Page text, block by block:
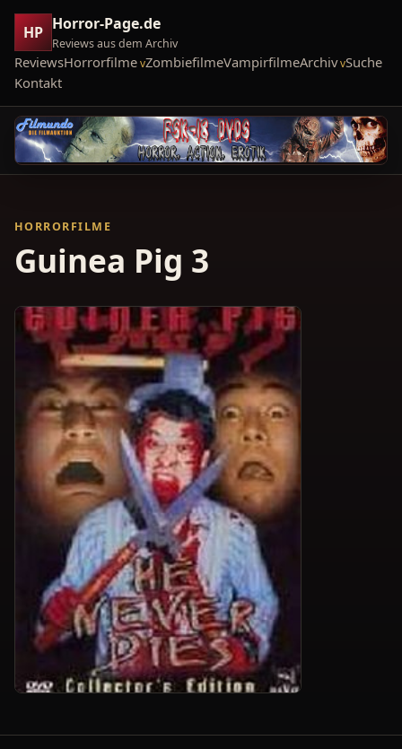
HP Horror-Page.de
Reviews aus dem Archiv
ReviewsHorrorfilme ZombiefilmeVampirfilmeArchiv Suche
Kontakt
HORRORFILME
Guinea Pig 3